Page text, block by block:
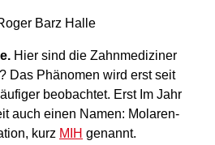
Hier sind die Zahnmediziner
Das Phänomen wird erst seit
beobachtet. Erst Im Jahr
auch einen Namen: Molaren-
kurz MIH genannt.